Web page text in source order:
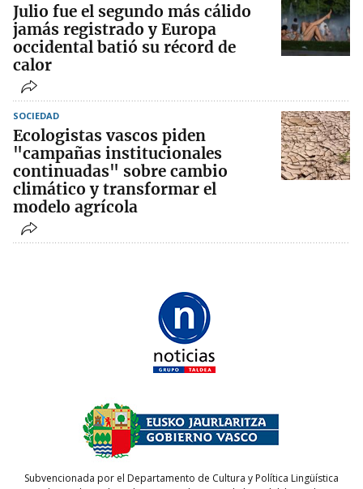
Julio fue el segundo más cálido
jamás registrado y Europa
occidental batió su récord de
calor
SOCIEDAD
Ecologistas vascos piden
"campañas institucionales
continuadas" sobre cambio
climático y transformar el
modelo agrícola
Subvencionada por el Departamento de Cultura y Política Lingüística